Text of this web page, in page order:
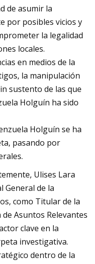
de asumir la
por posibles vicios y
la legalidad
locales.
en medios de la
la manipulación
sustento de las que
Holguín ha sido
Holguín se ha
pasando por
Ulises Lara
General de la
como Titular de la
Asuntos Relevantes
clave en la
investigativa.
dentro de la